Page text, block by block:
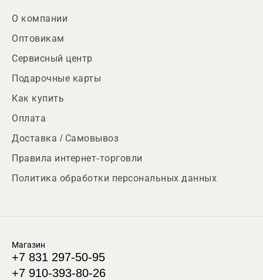
О компании
Оптовикам
Сервисный центр
Подарочные карты
Как купить
Оплата
Доставка / Самовывоз
Правила интернет-торговли
Политика обработки персональных данных
Магазин
+7 831 297-50-95
+7 910-393-80-26